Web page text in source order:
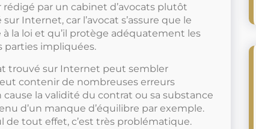
par un cabinet d’avocats plutôt
Internet, car l’avocat s’assure que le
la loi et qu’il protège adéquatement les
parties impliquées.
trouvé sur Internet peut sembler
contenir de nombreuses erreurs
la validité du contrat ou sa substance
d’un manque d’équilibre par exemple.
de tout effet, c’est très problématique.